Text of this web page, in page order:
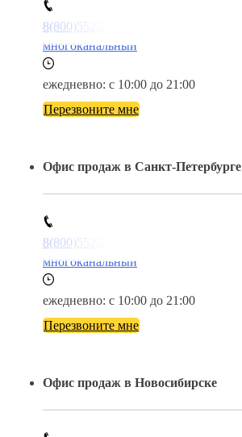
8(800)5527584
многоканальный
ежедневно: с 10:00 до 21:00
Перезвоните мне
Офис продаж в Санкт-Петербурге
8(800)5527584
многоканальный
ежедневно: с 10:00 до 21:00
Перезвоните мне
Офис продаж в Новосибирске